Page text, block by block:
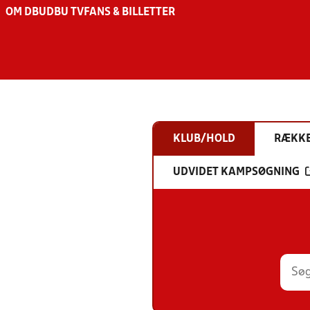
OM DBU DBU TV FANS & BILLETTER
KLUB/HOLD
UDVIDET KAMPSØGNING